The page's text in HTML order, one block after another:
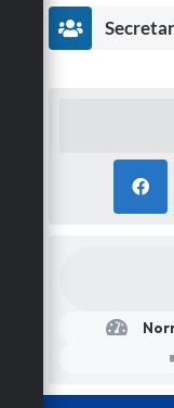
etar